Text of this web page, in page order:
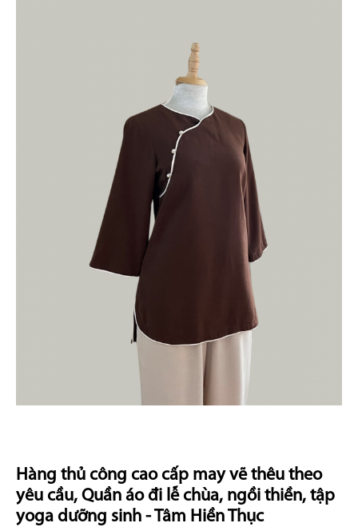
Hàng thủ công cao cấp may vẽ thêu theo
yêu cầu, Quần áo đi lễ chùa, ngồi thiền, tập
yoga dưỡng sinh - Tâm Hiền Thục